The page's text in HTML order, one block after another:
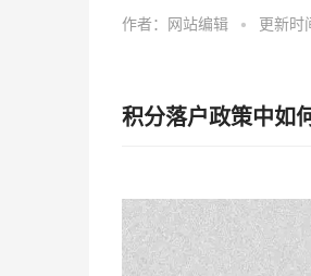
作者：网站编辑 • 更新时
积分落户政策中如